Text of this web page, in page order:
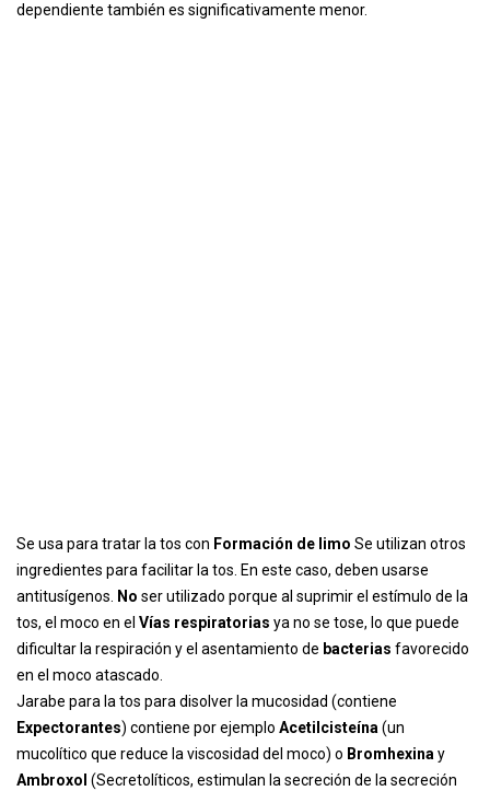
dependiente también es significativamente menor.
Se usa para tratar la tos con Formación de limo Se utilizan otros
ingredientes para facilitar la tos. En este caso, deben usarse
antitusígenos.
No ser utilizado porque al suprimir el estímulo de la
tos, el moco en el Vías respiratorias ya no se tose, lo que puede
dificultar la respiración y el asentamiento de bacterias favorecido
en el moco atascado.
Jarabe para la tos para disolver la mucosidad (contiene
Expectorantes) contiene por ejemplo Acetilcisteína (un
mucolítico que reduce la viscosidad del moco) o Bromhexina y
Ambroxol (Secretolíticos, estimulan la secreción de la secreción